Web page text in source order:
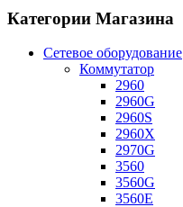
Категории Магазина
Сетевое оборудование
Коммутатор
2960
2960G
2960S
2960X
2970G
3560
3560G
3560E